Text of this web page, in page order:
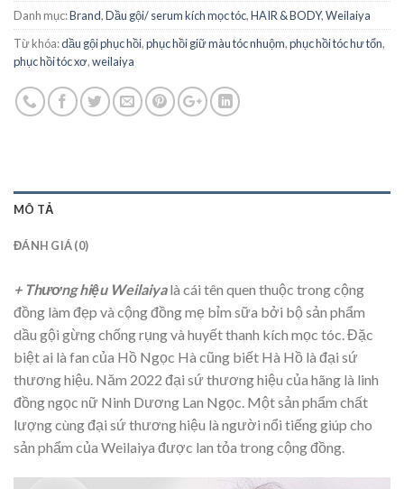
Danh mục:Brand,Dầu gội/ serum kích mọc tóc,HAIR & BODY,Weilaiya
Từ khóa:dầu gội phục hồi,phục hồi giữ màu tóc nhuộm,phục hồi tóc hư tổn,
phục hồi tóc xơ,weilaiya
MÔ TẢ
ĐÁNH GIÁ (0)
+ Thương hiệu Weilaiyalà cái tên quen thuộc trong cộng
đồng làm đẹp và cộng đồng mẹ bỉm sữa bởi bộ sản phẩm
dầu gội gừng chống rụng và huyết thanh kích mọc tóc. Đặc
biệt ai là fan của Hồ Ngọc Hà cũng biết Hà Hồ là đại sứ
thương hiệu. Năm 2022 đại sứ thương hiệu của hãng là linh
đồng ngọc nữ Ninh Dương Lan Ngọc. Một sản phẩm chất
lượng cùng đại sứ thương hiệu là người nổi tiếng giúp cho
sản phẩm của Weilaiya được lan tỏa trong cộng đồng.